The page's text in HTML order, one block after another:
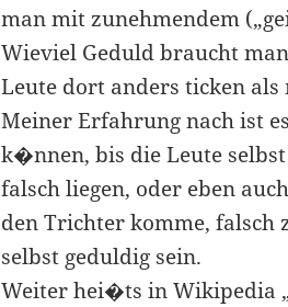
man mit zunehmendem
Wieviel Geduld braucht
Leute dort anders ticken
Meiner Erfahrung nach ist
k�nnen, bis die Leute
falsch liegen, oder eben
den Trichter komme,
selbst geduldig sein.
Weiter hei�ts in Wikipedia